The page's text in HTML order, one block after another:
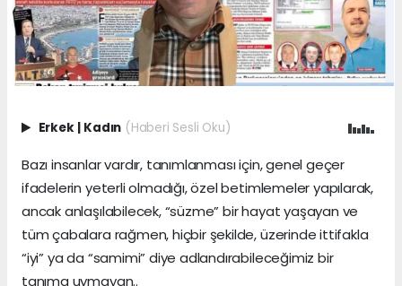
Erkek | Kadın (Haberi Sesli Oku)
Bazı insanlar vardır, tanımlanması için, genel geçer
ifadelerin yeterli olmadığı, özel betimlemeler yapılarak,
ancak anlaşılabilecek, “süzme” bir hayat yaşayan ve
tüm çabalara rağmen, hiçbir şekilde, üzerinde ittifakla
“iyi” ya da “samimi” diye adlandırabileceğimiz bir
tanıma uymayan..